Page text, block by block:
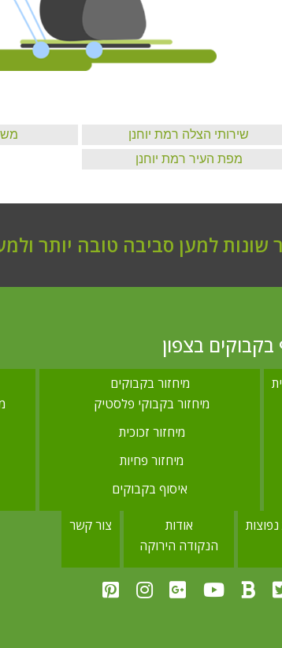
שירותי הצלה רמת יוחנן
מפת העיר רמת יוחנן
למען סביבה טובה יותר
בקבוקים בצפון
מיחזור בקבוקים
מיחזור בקבוקי פלסטיק
מיחזור זכוכית
מיחזור פחיות
איסוף בקבוקים
אודות
הנקודה הירוקה
צור קשר